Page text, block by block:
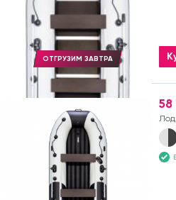
ОТГРУЗИМ ЗАВТРА
58